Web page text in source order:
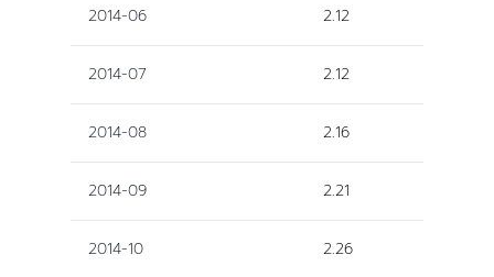
2014-06 2.12
2014-07 2.12
2014-08 2.16
2014-09 2.21
2014-10 2.26